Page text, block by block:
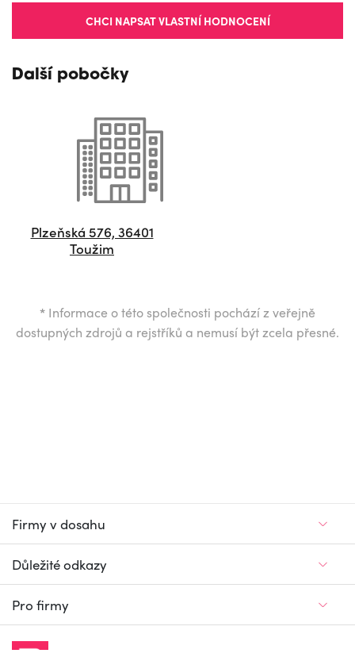
CHCI NAPSAT VLASTNÍ HODNOCENÍ
Další pobočky
Plzeňská 576, 36401
Toužim
* Informace o této společnosti pochází z veřejně
dostupných zdrojů a rejstříků a nemusí být zcela přesné.
Firmy v dosahu
Důležité odkazy
Pro firmy